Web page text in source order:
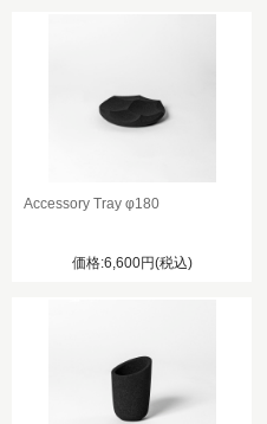
Accessory Tray φ180
価格:6,600円(税込)